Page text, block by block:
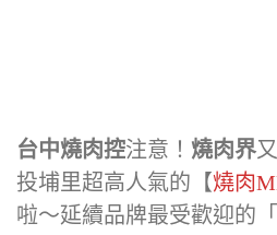
台中燒肉控注意！ 燒肉界
投埔里超高人氣的【燒肉
啦～延續品牌最受歡迎的「